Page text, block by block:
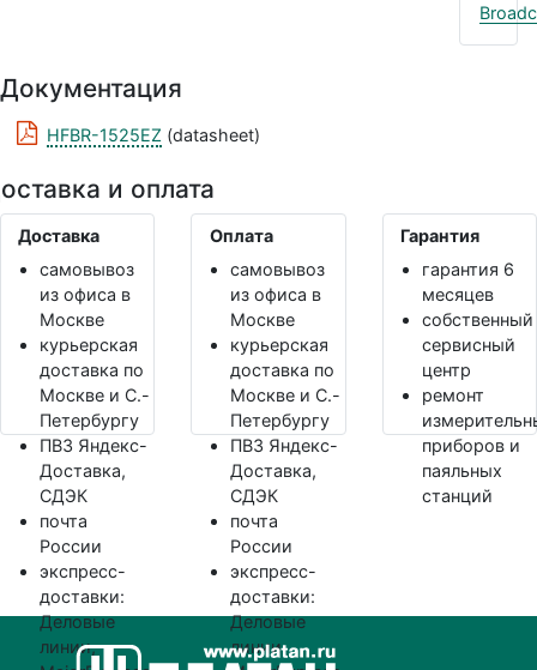
Документация
HFBR-1525EZ (datasheet)
и оплата
Доставка
самовывоз
из офиса в
Москве
курьерская
доставка по
Москве и С.-
Петербургу
ПВЗ Яндекс-
Доставка,
СДЭК
почта
России
экспресс-
доставки:
Деловые
линии,
Оплата
самовывоз
из офиса в
Москве
курьерская
доставка по
Москве и С.-
Петербургу
ПВЗ Яндекс-
Доставка,
СДЭК
почта
России
экспресс-
доставки:
Деловые
линии,
Гарантия
гарантия 6
месяцев
собственный
сервисный
центр
ремонт
приборов и
паяльных
станций